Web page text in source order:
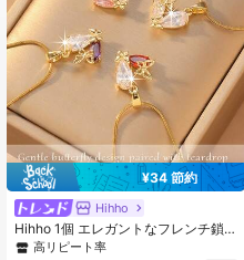
4.93 120K フォロワー
¥34 節約
Hihho
Hihho 1個 エレガントなフレンチ鎖
骨チェーン、カラフルなバタフライ&
高リピート率